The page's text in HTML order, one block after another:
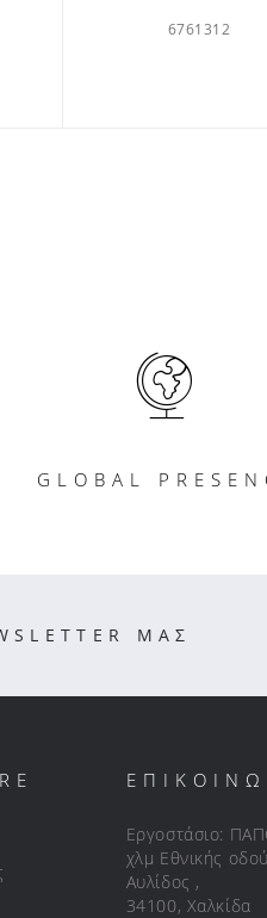
6761312
GLOBAL
ΜΑΣ
Εργοστάσιο:
χλμ Εθνικής
Αυλίδος ,
34100, Χαλκίδα